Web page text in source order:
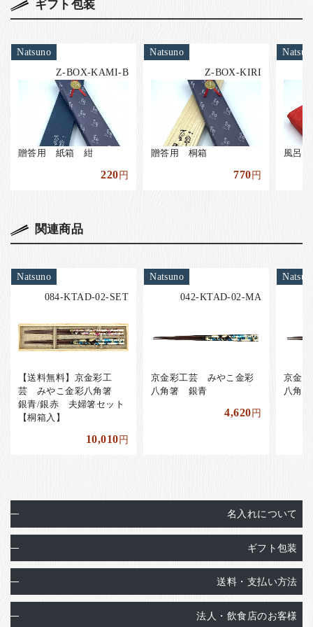
ギフト包装
Natsuno
Z-BOX-KAMI-B
贈答用 紙箱 紺
220円
Natsuno
Z-BOX-KIRI
贈答用 桐箱
770円
風呂
関連商品
Natsuno
084-KTAD-02-SET
【送料無料】京金彩工
芸 みやこ金彩八角箸
銀青/銀赤 夫婦箸セット
【桐箱入】
10,010円
Natsuno
042-KTAD-02-MA
京金彩工芸 みやこ金彩
八角箸 銀青
4,620円
京金
八角
名入れについて
ギフト包装
送料・支払い方法
法人・飲食店のお客様